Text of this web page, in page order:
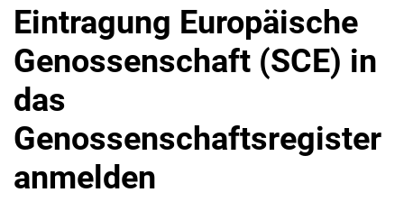
Eintragung Europäische
Genossenschaft (SCE) in
das
Genossenschaftsregister
anmelden